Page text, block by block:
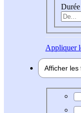
Appliquer
Afficher les